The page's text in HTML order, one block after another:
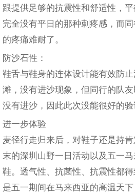
跟提供足够的抗震性和舒适性，
完全没有平日的那种刺疼感，而
的疼痛难耐了。
防沙石性：
鞋舌与鞋身的连体设计能有效防
滩，没有进沙现象，但同行的队
没有进沙，因此此次没能很好的验
进一步体验
麦径行走归来后，对鞋子还是持
末的深圳山野一日活动以及五一
鞋。透气性、抗菌性、抗震性都
是五一期间在马来西亚的高温天